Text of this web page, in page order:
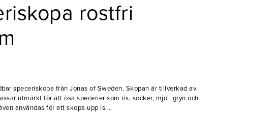
rostfri
speceriskopa från Jonas of Sweden. Skopan är tillverkad av
utmärkt för att ösa specerier som ris, socker, mjöl, gryn och
användas för att skopa upp is.